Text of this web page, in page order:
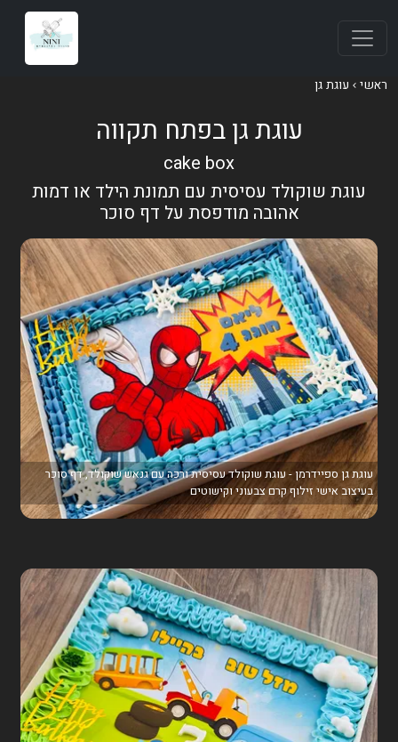
ראשי עוגת גן
עוגת גן בפתח תקווה
cake box
עוגת שוקולד עסיסית עם תמונת הילד או דמות
אהובה מודפסת על דף סוכר
עוגת גן ספיידרמן - עוגת שוקולד עסיסית ורכה עם גנאש שוקולד, דף סוכר
בעיצוב אישי זילוף קרם צבעוני וקישוטים